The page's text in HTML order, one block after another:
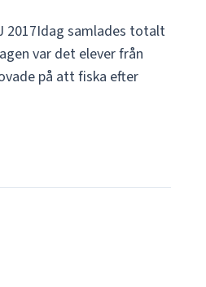
2017Idag samlades totalt
var det elever från
på att fiska efter